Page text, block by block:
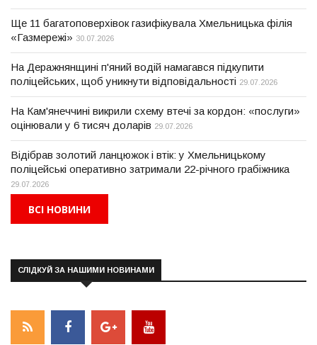
Ще 11 багатоповерхівок газифікувала Хмельницька філія
«Газмережі» 30.07.2026
На Деражнянщині п'яний водій намагався підкупити
поліцейських, щоб уникнути відповідальності 29.07.2026
На Кам'янеччині викрили схему втечі за кордон: «послуги»
оцінювали у 6 тисяч доларів 29.07.2026
Відібрав золотий ланцюжок і втік: у Хмельницькому
поліцейські оперативно затримали 22-річного грабіжника
29.07.2026
ВСІ НОВИНИ
СЛІДКУЙ ЗА НАШИМИ НОВИНАМИ